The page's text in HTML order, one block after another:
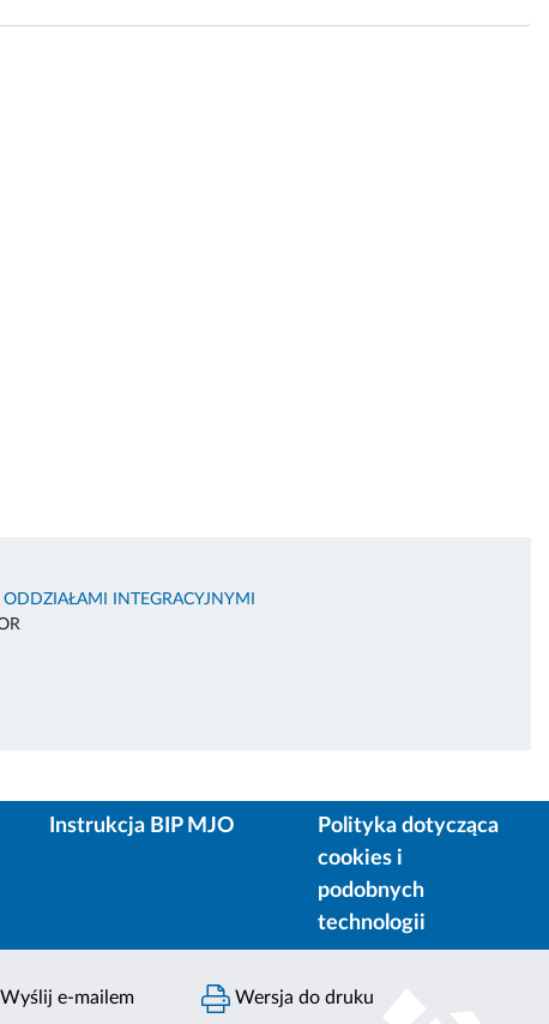
INTEGRACYJNYMI
Instrukcja BIP MJO
Polityka dotycząca
cookies i
podobnych
technologii
Wyślij e-mailem Wersja do druku